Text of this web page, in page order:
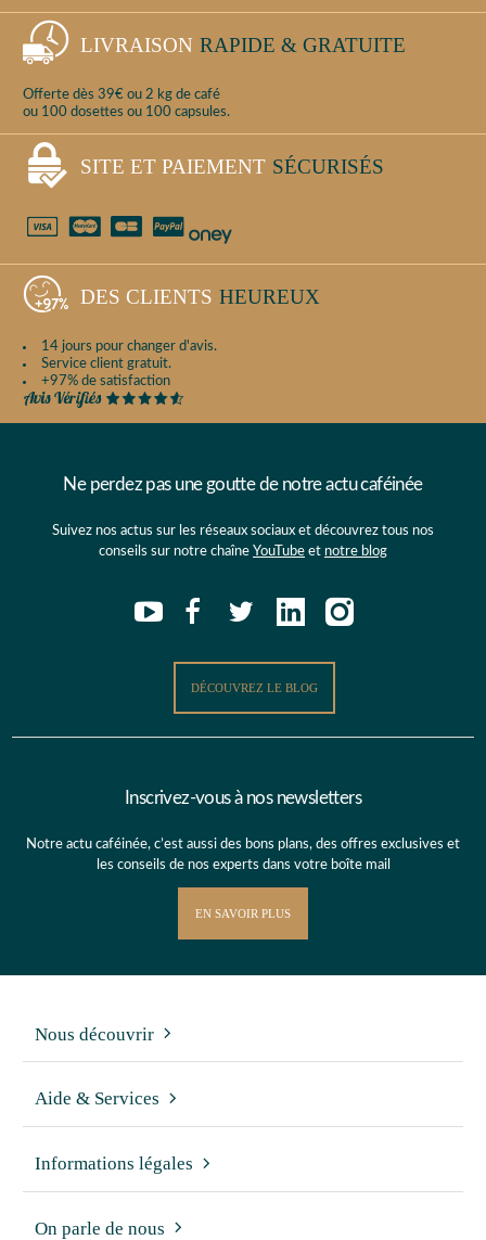
LIVRAISON RAPIDE & GRATUITE
Offerte dès 39€ ou 2 kg de café
ou 100 dosettes ou 100 capsules.
SITE ET PAIEMENT SÉCURISÉS
DES CLIENTS HEUREUX
14 jours pour changer d'avis.
Service client gratuit.
+97% de satisfaction
Ne perdez pas une goutte de notre actu caféinée
Suivez nos actus sur les réseaux sociaux et découvrez tous nos
conseils sur notre chaîne YouTube et notre blog
DÉCOUVREZ LE BLOG
Inscrivez-vous à nos newsletters
Notre actu caféinée, c’est aussi des bons plans, des offres exclusives et
les conseils de nos experts dans votre boîte mail
EN SAVOIR PLUS
Nous découvrir
Aide & Services
Informations légales
On parle de nous